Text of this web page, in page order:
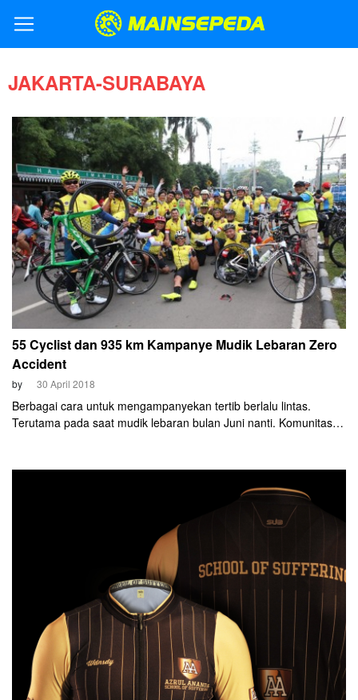
JAKARTA-SURABAYA
55 Cyclist dan 935 km Kampanye Mudik Lebaran Zero
Accident
by 30 April 2018
Berbagai cara untuk mengampanyekan tertib berlalu lintas.
Terutama pada saat mudik lebaran bulan Juni nanti. Komunitas
untuk keselamatan di jalan raya.